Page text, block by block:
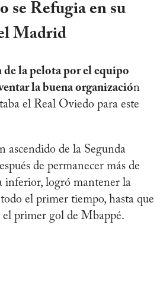
se Refugia en su
Madrid
la pelota por el equipo
la buena organización
el Real Oviedo para este
ascendido de la Segunda
de permanecer más de
inferior, logró mantener la
el primer tiempo, hasta que
primer gol de Mbappé.